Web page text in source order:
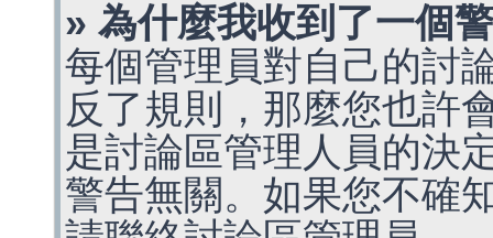
» 為什麼我收到了一個
每個管理員對自己的討
反了規則，那麼您也許
是討論區管理人員的決
警告無關。如果您不確